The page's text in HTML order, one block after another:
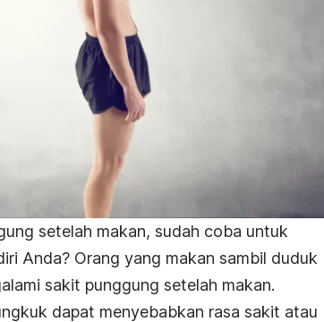
setelah makan, sudah coba untuk
Anda? Orang yang makan sambil duduk
sakit punggung setelah makan.
dapat menyebabkan rasa sakit atau